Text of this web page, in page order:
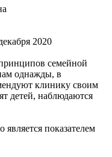
2020
семейной
однажды, в
клинику своим
детей, наблюдаются
является показателем